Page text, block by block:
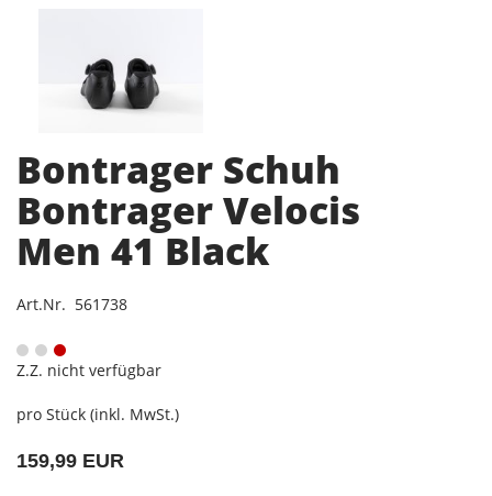
Bontrager Schuh
Bontrager Velocis
Men 41 Black
Art.Nr. 561738
Z.Z. nicht verfügbar
pro Stück (inkl. MwSt.)
159,99 EUR